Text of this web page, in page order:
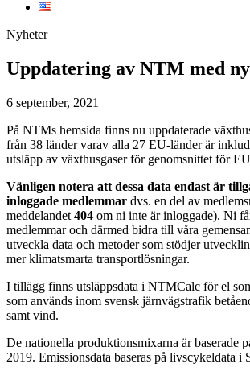
Nyheter
Uppdatering av NTM med
6 september, 2021
På NTMs hemsida finns nu uppdaterade
från 38 länder varav alla 27 EU-länder är
utsläpp av växthusgaser för genomsnittet för
Vänligen notera att dessa data endast är
inloggade medlemmar dvs. en del av
meddelandet 404 om ni inte är inloggade). Ni
medlemmar och därmed bidra till våra
utveckla data och metoder som stödjer
mer klimatsmarta transportlösningar.
I tillägg finns utsläppsdata i NTMCalc för el
som används inom svensk järnvägstrafik
samt vind.
De nationella produktionsmixarna är baserade
2019. Emissionsdata baseras på livscykeldata i